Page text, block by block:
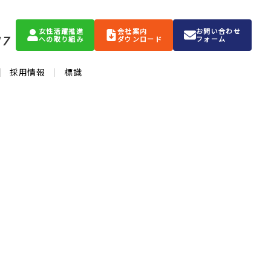
採用情報 標識
女性活躍推進
への取り組み
会社案内
ダウンロード
お問い合わせ
フォーム